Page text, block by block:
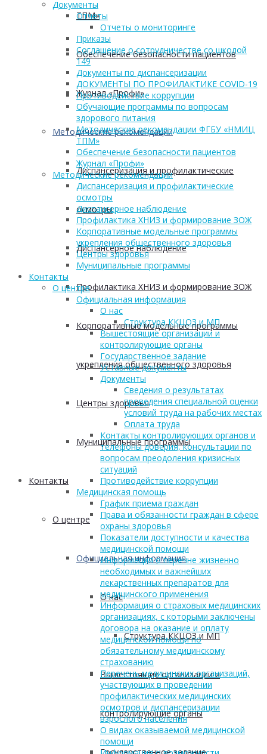
ТПМ»
Обеспечение безопасности пациентов
Журнал «Профи»
Методические рекомендации
Диспансеризация и профилактические
осмотры
Диспансерное наблюдение
Профилактика ХНИЗ и формирование ЗОЖ
Корпоративные модельные программы
укрепления общественного здоровья
Центры здоровья
Муниципальные программы
Контакты
О центре
Официальная информация
О нас
Структура ККЦОЗ и МП
Вышестоящие организации и
контролирующие органы
Документы
Отчеты
Отчеты о мониторинге
Приказы
Соглашение о сотрудничестве со школой
149
Документы по диспансеризации
ДОКУМЕНТЫ ПО ПРОФИЛАКТИКЕ COVID-19
Противодействие коррупции
Обучающие программы по вопросам
здорового питания
Методические рекомендации ФГБУ «НМИЦ
ТПМ»
Обеспечение безопасности пациентов
Журнал «Профи»
Методические рекомендации
Диспансеризация и профилактические
осмотры
Диспансерное наблюдение
Профилактика ХНИЗ и формирование ЗОЖ
Корпоративные модельные программы
укрепления общественного здоровья
Центры здоровья
Муниципальные программы
Контакты
О центре
Официальная информация
О нас
Структура ККЦОЗ и МП
Вышестоящие организации и
контролирующие органы
Государственное задание
Уставные документы
Документы
Сведения о результатах
проведения специальной оценки
условий труда на рабочих местах
Оплата труда
Контакты контролирующих органов и
телефоны доверия, консультации по
вопросам преодоления кризисных
ситуаций
Противодействие коррупции
Медицинская помощь
График приема граждан
Права и обязанности граждан в сфере
охраны здоровья
Показатели доступности и качества
медицинской помощи
Информация о перечне жизненно
необходимых и важнейших
лекарственных препаратов для
медицинского применения
Информация о страховых медицинских
организациях, с которыми заключены
договора на оказание и оплату
медицинской помощи по
обязательному медицинскому
страхованию
Перечень медицинских организаций,
участвующих в проведении
профилактических медицинских
осмотров и диспансеризации
взрослого населения
О видах оказываемой медицинской
помощи